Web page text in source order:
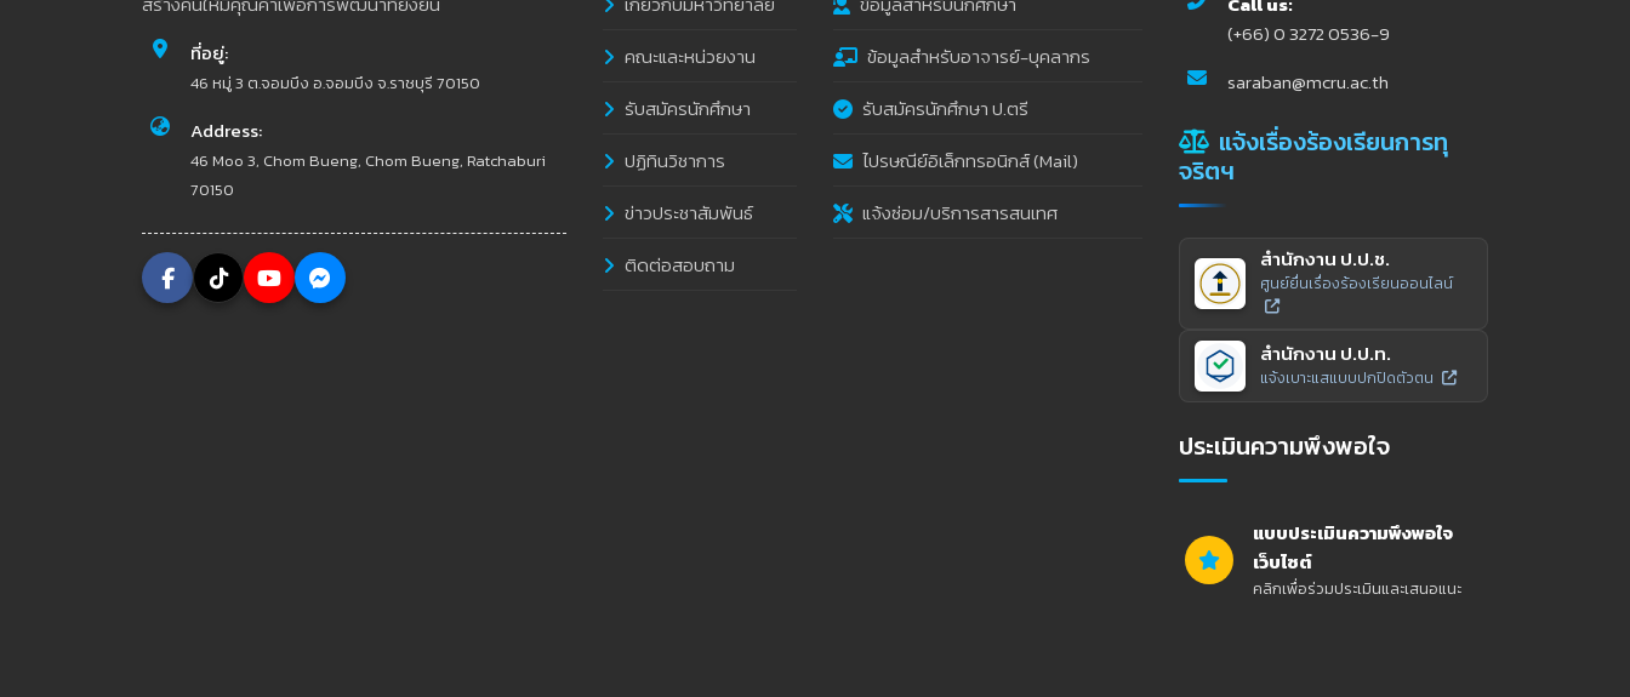
ที่อยู่:
46 หมู่ 3 ต.จอมบึง อ.จอมบึง จ.ราชบุรี 70150
Address:
46 Moo 3, Chom Bueng, Chom Bueng, Ratchaburi
70150
คณะและหน่วยงาน
รับสมัครนักศึกษา
ปฏิทินวิชาการ
ข่าวประชาสัมพันธ์
ติดต่อสอบถาม
ข้อมูลสำหรับอาจารย์-บุคลากร
รับสมัครนักศึกษา ป.ตรี
ไปรษณีย์อิเล็กทรอนิกส์ (Mail)
แจ้งซ่อม/บริการสารสนเทศ
(+66) 0 3272 0536-9
saraban@mcru.ac.th
แจ้งเรื่องร้องเรียนการทุ
จริตฯ
สำนักงาน ป.ป.ช.
ศูนย์ยื่นเรื่องร้องเรียนออนไลน์
สำนักงาน ป.ป.ท.
แจ้งเบาะแสแบบปกปิดตัวตน
ประเมินความพึงพอใจ
แบบประเมินความพึงพอใจ
เว็บไซต์
คลิกเพื่อร่วมประเมินและเสนอแนะ